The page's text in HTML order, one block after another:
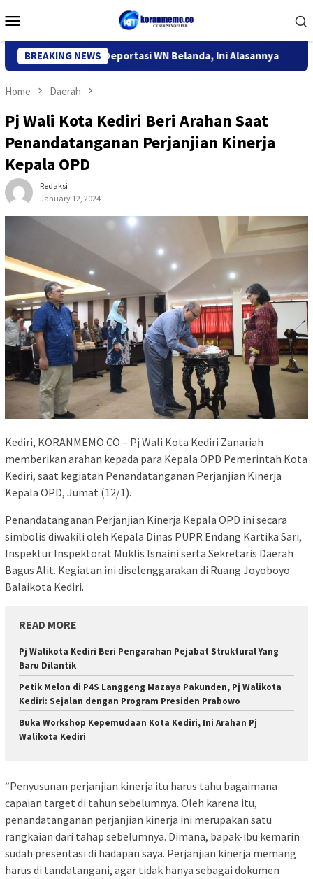
to
Menu
BREAKING NEWS
Kediri Deportasi WN Belanda, Ini Alasannya 9 Desa
Home Daerah
Pj Wali Kota Kediri Beri Arahan Saat
Penandatanganan Perjanjian Kinerja
Kepala OPD
Redaksi
January 12, 2024
Kediri, KORANMEMO.CO – Pj Wali Kota Kediri Zanariah
memberikan arahan kepada para Kepala OPD Pemerintah Kota
Kediri, saat kegiatan Penandatanganan Perjanjian Kinerja
Kepala OPD, Jumat (12/1).
Penandatanganan Perjanjian Kinerja Kepala OPD ini secara
simbolis diwakili oleh Kepala Dinas PUPR Endang Kartika Sari,
Inspektur Inspektorat Muklis Isnaini serta Sekretaris Daerah
Bagus Alit. Kegiatan ini diselenggarakan di Ruang Joyoboyo
Balaikota Kediri.
READ MORE
Pj Walikota Kediri Beri Pengarahan Pejabat Struktural Yang
Baru Dilantik
Petik Melon di P4S Langgeng Mazaya Pakunden, Pj Walikota
Kediri: Sejalan dengan Program Presiden Prabowo
Buka Workshop Kepemudaan Kota Kediri, Ini Arahan Pj
Walikota Kediri
“Penyusunan perjanjian kinerja itu harus tahu bagaimana
capaian target di tahun sebelumnya. Oleh karena itu,
penandatanganan perjanjian kinerja ini merupakan satu
rangkaian dari tahap sebelumnya. Dimana, bapak-ibu kemarin
sudah presentasi di hadapan saya. Perjanjian kinerja memang
harus di tandatangani, agar tidak hanya sebagai dokumen